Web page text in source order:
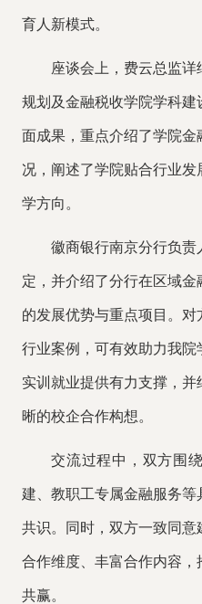
育人新模式。
座谈会上，费云总监
规划及金融税收学院学科
面成果，重点介绍了学院
况，阐述了学院贴合行业
学方向。
徽商银行南京分行负
定，并介绍了分行在区域
的发展优势与重点项目。
行业案例，可有效助力我
实训就业提供有力支撑，
晰的校企合作构想。
交流过程中，双方围
建、教职工专属金融服务
共识。同时，双方一致同
合作维度、丰富合作内容，
共赢。